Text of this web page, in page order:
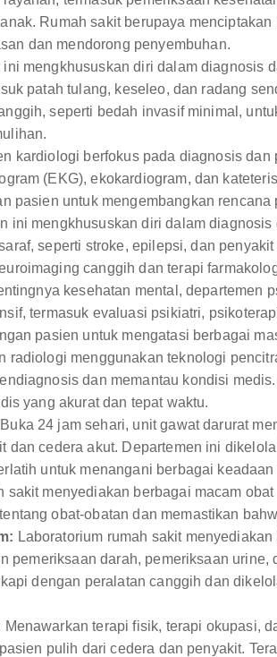
Rumah sakit berupaya
dan mendorong penyembuhan.
ini mengkhususkan diri dalam diagnosis
patah tulang, keseleo, dan radang
seperti bedah invasif minimal,
kardiologi berfokus pada diagnosis
(EKG), ekokardiogram, dan
pasien untuk mengembangkan
ini mengkhususkan diri dalam
seperti stroke, epilepsi, dan
canggih dan terapi
kesehatan mental, departemen
termasuk evaluasi psikiatri,
pasien untuk mengatasi berbagai
radiologi menggunakan teknologi
dan memantau kondisi
yang akurat dan tepat waktu.
Buka 24 jam sehari, unit gawat darurat
dan cedera akut. Departemen ini
untuk menangani berbagai keadaan
sakit menyediakan berbagai macam
obat-obatan dan memastikan
Laboratorium rumah sakit
pemeriksaan darah, pemeriksaan
dengan peralatan canggih dan
Menawarkan terapi fisik, terapi okupasi,
pulih dari cedera dan penyakit.